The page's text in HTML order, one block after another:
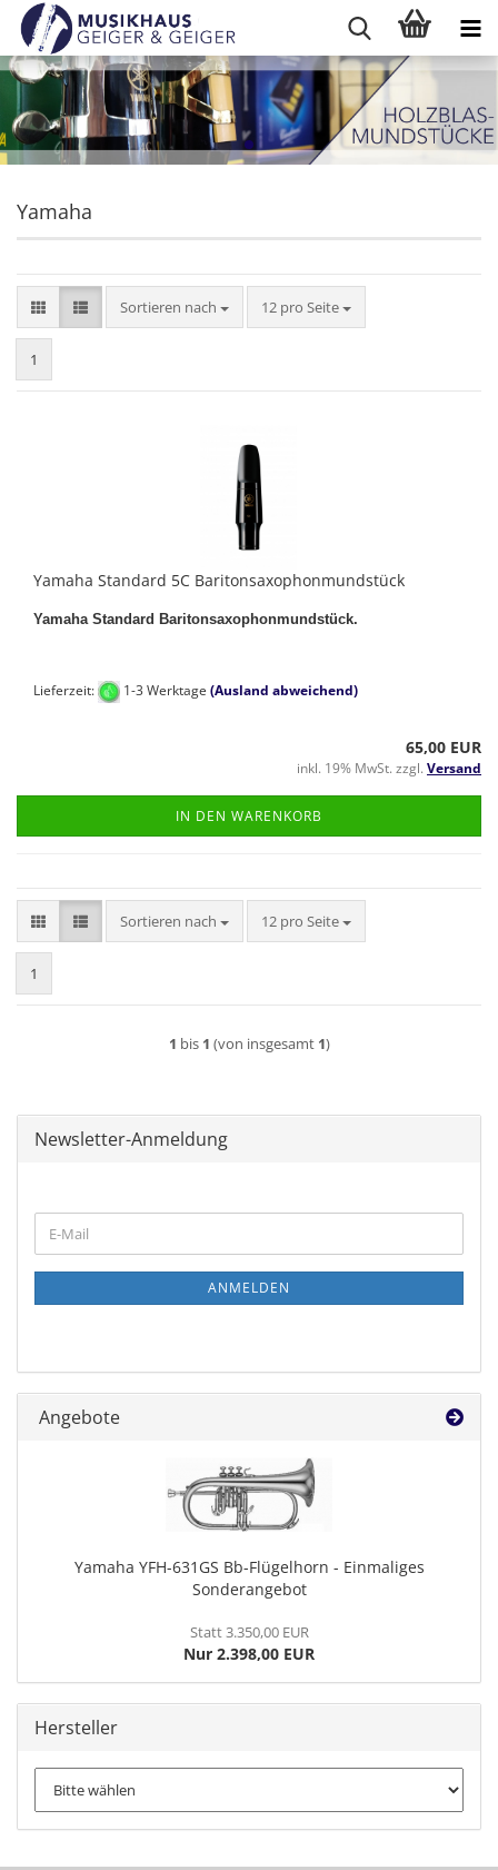
Yamaha
Sortieren nach
Sortieren nach 12 pro Seite
pro Seite
1
Yamaha Standard 5C Baritonsaxophonmundstück
Yamaha Standard Baritonsaxophonmundstück.
Lieferzeit: 1-3 Werktage (Ausland abweichend)
65,00 EUR
inkl. 19% MwSt. zzgl. Versand
IN DEN WARENKORB
Sortieren nach
Sortieren nach 12 pro Seite
pro Seite
1
1 bis 1 (von insgesamt 1)
Newsletter-Anmeldung
ZUR
NEWSLETTER-
E-
Mail
ANMELDEN
Angebote
Yamaha YFH-631GS Bb-Flügelhorn - Einmaliges
Sonderangebot
Statt 3.350,00 EUR
Nur 2.398,00 EUR
Hersteller